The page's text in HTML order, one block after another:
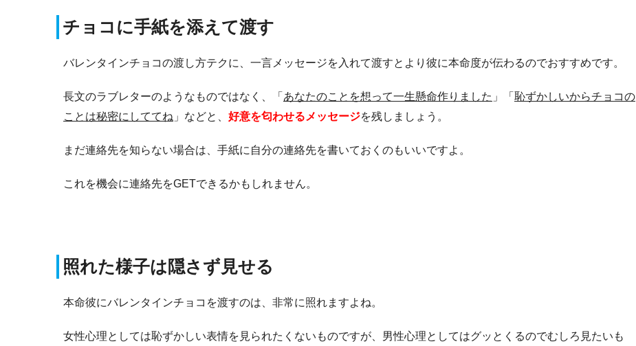
チョコに手紙を添えて渡す
バレンタインチョコの渡し方テクに、一言メッセージを入れて渡すとより彼に本命度が伝わるのでおすすめです。
長文のラブレターのようなものではなく、「 あなたのことを想って一生懸命作りました 」「 恥ずかしいからチョコの
ことは秘密にしててね 」などと、 好意を匂わせるメッセージを残しましょう。
まだ連絡先を知らない場合は、手紙に自分の連絡先を書いておくのもいいですよ。
これを機会に連絡先をGETできるかもしれません。
照れた様子は隠さず見せる
本命彼にバレンタインチョコを渡すのは、非常に照れますよね。
女性心理としては恥ずかしい表情を見られたくないものですが、男性心理としてはグッとくるのでむしろ見たいも